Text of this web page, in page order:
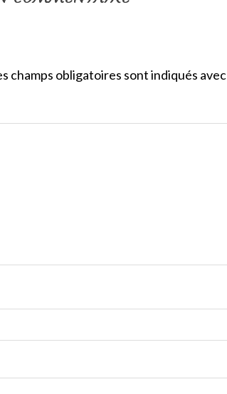
champs obligatoires sont indiqués avec